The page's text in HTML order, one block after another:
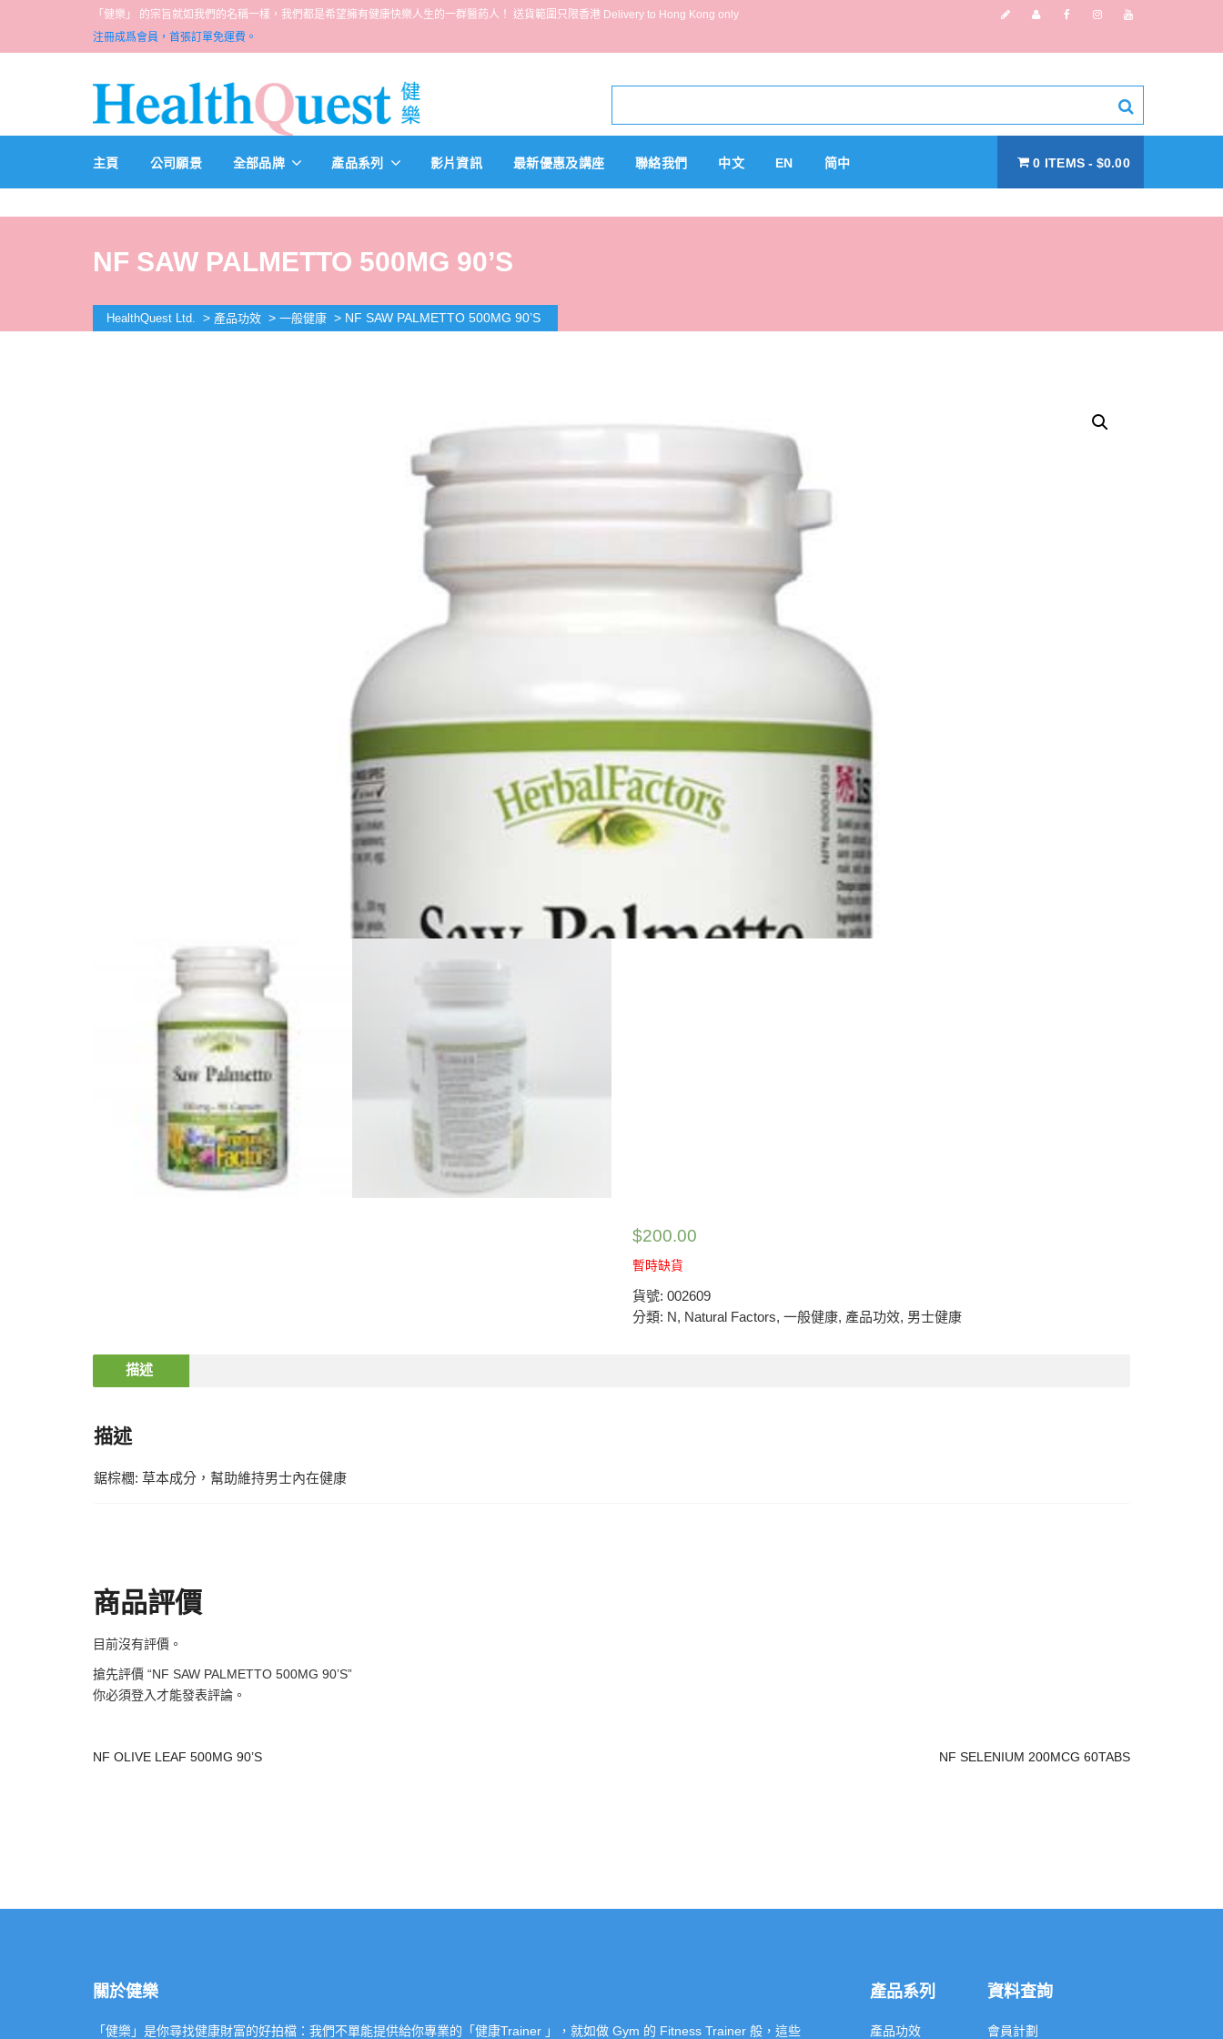
「健樂」 的宗旨就如我們的名稱一樣，我們都是希望擁有健康快樂人生的一群醫葯人！ 送貨範圍只限香港 Delivery to Hong Kong only
注冊成爲會員，首張訂單免運費。
主頁 公司願景 全部品牌 產品系列 影片資訊 最新優惠及講座 聯絡我們 中文 EN 简中 0 ITEMS $0.00
NF SAW PALMETTO 500MG 90’S
HealthQuest Ltd. > 產品功效 > 一般健康 > NF SAW PALMETTO 500MG 90’S
$200.00
暫時缺貨
貨號: 002609
分類: N, Natural Factors, 一般健康, 產品功效, 男士健康
描述
描述
鋸棕櫚: 草本成分，幫助維持男士內在健康
商品評價
目前沒有評價。
搶先評價 “NF SAW PALMETTO 500MG 90’S”
你必須登入 才能發表評論。
NF OLIVE LEAF 500MG 90’S NF SELENIUM 200MCG 60TABS
關於健樂
「健樂」是你尋找健康財富的好拍檔：我們不單能提供給你專業的「健康Trainer 」，就如做 Gym 的 Fitness Trainer 般，這些
產品系列
產品功效
資料查詢
會員計劃